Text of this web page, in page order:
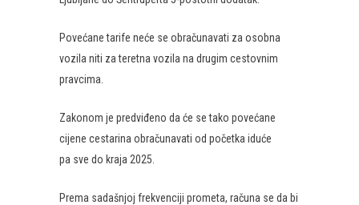
Povećane tarife neće se obračunavati za osobna
vozila niti za teretna vozila na drugim cestovnim
pravcima.
Zakonom je predviđeno da će se tako povećane
cijene cestarina obračunavati od početka iduće
pa sve do kraja 2025.
Prema sadašnjoj frekvenciji prometa, računa se da bi